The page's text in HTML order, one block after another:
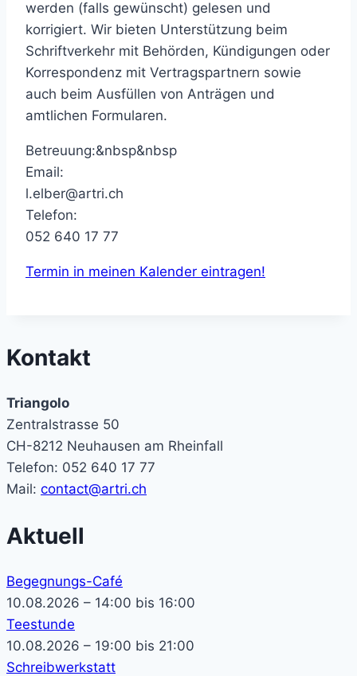
werden (falls gewünscht) gelesen und
korrigiert. Wir bieten Unterstützung beim
Schriftverkehr mit Behörden, Kündigungen oder
Korrespondenz mit Vertragspartnern sowie
auch beim Ausfüllen von Anträgen und
amtlichen Formularen.
Betreuung:&nbsp&nbsp
Email:
l.elber@artri.ch
Telefon:
052 640 17 77
Termin in meinen Kalender eintragen!
Kontakt
Triangolo
Zentralstrasse 50
CH-8212 Neuhausen am Rheinfall
Telefon: 052 640 17 77
Mail: contact@artri.ch
Aktuell
Begegnungs-Café
10.08.2026 – 14:00 bis 16:00
Teestunde
10.08.2026 – 19:00 bis 21:00
Schreibwerkstatt